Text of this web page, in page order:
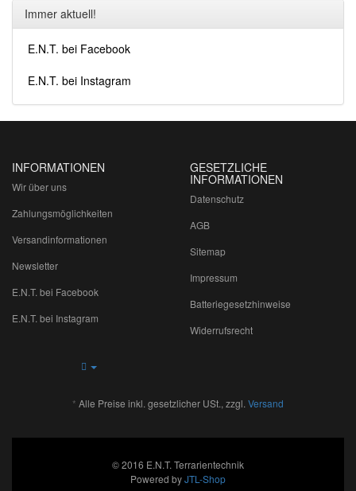
Immer aktuell!
E.N.T. bei Facebook
E.N.T. bei Instagram
INFORMATIONEN
Wir über uns
Zahlungsmöglichkeiten
Versandinformationen
Newsletter
E.N.T. bei Facebook
E.N.T. bei Instagram
GESETZLICHE
INFORMATIONEN
Datenschutz
AGB
Sitemap
Impressum
Batteriegesetzhinweise
Widerrufsrecht
* Alle Preise inkl. gesetzlicher USt., zzgl. Versand
© 2016 E.N.T. Terrarientechnik
Powered byJTL-Shop